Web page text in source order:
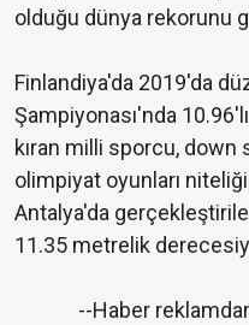
olduğu dünya rekorunu
Finlandiya'da 2019'da
Şampiyonası'nda
kıran milli sporcu,
olimpiyat oyunları
Antalya'da
11.35 metrelik
--Haber